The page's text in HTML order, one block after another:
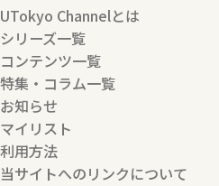
UTokyo Channelとは
シリーズ一覧
コンテンツ一覧
特集・コラム一覧
お知らせ
マイリスト
利用方法
当サイトへのリンクについて